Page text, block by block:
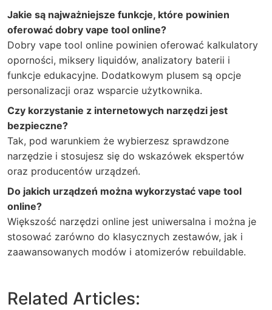
Jakie są najważniejsze funkcje, które powinien
oferować dobry vape tool online?
Dobry vape tool online powinien oferować kalkulatory
oporności, miksery liquidów, analizatory baterii i
funkcje edukacyjne. Dodatkowym plusem są opcje
personalizacji oraz wsparcie użytkownika.
Czy korzystanie z internetowych narzędzi jest
bezpieczne?
Tak, pod warunkiem że wybierzesz sprawdzone
narzędzie i stosujesz się do wskazówek ekspertów
oraz producentów urządzeń.
Do jakich urządzeń można wykorzystać vape tool
online?
Większość narzędzi online jest uniwersalna i można je
stosować zarówno do klasycznych zestawów, jak i
zaawansowanych modów i atomizerów rebuildable.
Related Articles: